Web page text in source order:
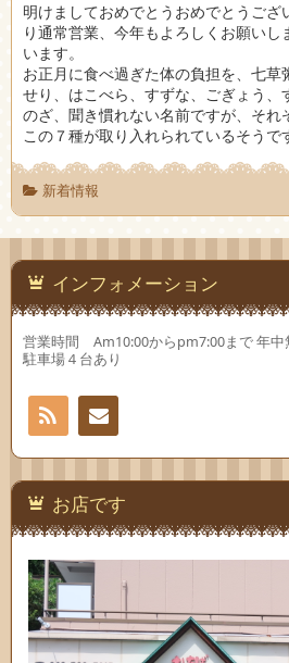
明けましておめでとうおめでとうござ
り通常営業、今年もよろしくお願い
います。
お正月に食べ過ぎた体の負担を、七草
せり、はこべら、すずな、ごぎょう、
のざ、聞き慣れない名前ですが、それ
この７種が取り入れられているそうで
新着情報
インフォメーション
営業時間 Am10:00からpm7:00まで 年中
駐車場４台あり
お問
い合
わせ
お店です